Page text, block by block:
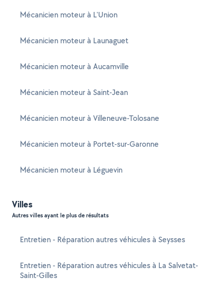
Mécanicien moteur à L'Union
Mécanicien moteur à Launaguet
Mécanicien moteur à Aucamville
Mécanicien moteur à Saint-Jean
Mécanicien moteur à Villeneuve-Tolosane
Mécanicien moteur à Portet-sur-Garonne
Mécanicien moteur à Léguevin
Villes
Autres villes ayant le plus de résultats
Entretien - Réparation autres véhicules à Seysses
Entretien - Réparation autres véhicules à La Salvetat-
Saint-Gilles